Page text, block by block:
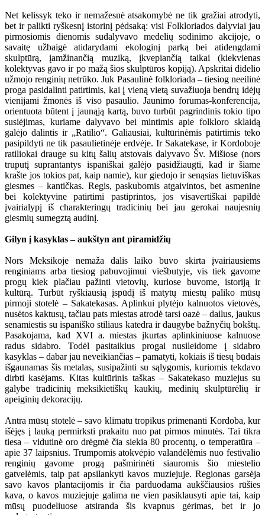
Net kelissyk teko ir nemažesnė atsakomybė ne tik gražiai atrodyti,
bet ir palikti ryškesnį istorinį pėdsaką: visi Folkloriados dalyviai jau
pirmosiomis dienomis sudalyvavo medelių sodinimo akcijoje, o
savaitę užbaigė atidarydami ekologinį parką bei atidengdami
skulptūrą, įamžinančią muziką, įkvepiančią taikai (kiekvienas
kolektyvas gavo ir po mažą šios skulptūros kopiją). Apskritai didelio
užmojo renginių netrūko. Juk Pasaulinė folkloriada – tiesiog neeilinė
proga pasidalinti patirtimis, kai į vieną vietą suvažiuoja bendrų idėjų
vienijami žmonės iš viso pasaulio. Jaunimo forumas-konferencija,
orientuota būtent į jaunąją kartą, buvo turbūt pagrindinis tokio tipo
susiėjimas, kuriame dalyvavo bei mintimis apie folkloro sklaidą
galėjo dalintis ir „Ratilio“. Galiausiai, kultūrinėmis patirtimis teko
pasipildyti ne tik pasaulietinėje erdvėje. Ir Sakatekase, ir Kordoboje
ratiliokai drauge su kitų šalių atstovais dalyvavo Šv. Mišiose (nors
truputį suprantantys ispaniškai galėjo pasidžiaugti, kad ir šiame
krašte jos tokios pat, kaip namie), kur giedojo ir senąsias lietuviškas
giesmes – kantičkas. Regis, paskubomis atgaivintos, bet asmenine
bei kolektyvine patirtimi pastiprintos, jos visavertiškai papildė
įvairialypį iš charakteringų tradicinių bei jau gerokai naujesnių
giesmių sumegztą audinį.
Gilyn į kasyklas – aukštyn ant piramidžių
Nors Meksikoje nemaža dalis laiko buvo skirta įvairiausiems
renginiams arba tiesiog pabuvojimui viešbutyje, vis tiek gavome
progų kiek plačiau pažinti vietovių, kuriose buvome, istoriją ir
kultūrą. Turbūt ryškiausią įspūdį iš matytų miestų paliko mūsų
pirmoji stotelė – Sakatekasas. Aplinkui plytėjo kalnuotos vietovės,
nusėtos kaktusų, tačiau pats miestas atrodė tarsi oazė – dailus, jaukus
senamiestis su ispaniško stiliaus katedra ir daugybe bažnyčių bokštų.
Pasakojama, kad XVI a. miestas įkurtas aplinkiniuose kalnuose
radus sidabro. Todėl pasitaikius progai nusileidome į sidabro
kasyklas – dabar jau neveikiančias – pamatyti, kokiais iš tiesų būdais
išgaunamas šis metalas, susipažinti su sąlygomis, kuriomis tekdavo
dirbti kasėjams. Kitas kultūrinis taškas – Sakatekaso muziejus su
galybe tradicinių meksikietiškų kaukių, medinių skulptūrėlių ir
apeiginių dekoracijų.
Antra mūsų stotelė – savo klimatu tropikus primenanti Kordoba, kur
išėjęs į lauką permirksti prakaitu nuo pat pirmos minutės. Tai tikra
tiesa – vidutinė oro drėgmė čia siekia 80 procentų, o temperatūra –
apie 37 laipsnius. Trumpomis atokvėpio valandėlėmis nuo festivalio
renginių gavome progą pašmirinėti siauromis šio miestelio
gatvelėmis, taip pat apsilankyti kavos muziejuje. Regionas garsėja
savo kavos plantacijomis ir čia parduodama aukščiausios rūšies
kava, o kavos muziejuje galima ne vien pasiklausyti apie tai, kaip
mūsų puodeliuose atsiranda šis kvapnus gėrimas, bet ir jo